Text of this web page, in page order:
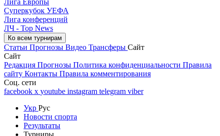
Лига Европы
Суперкубок УЕФА
Лига конференций
ЛЧ - Top News
Ко всем турнирам
Статьи Прогнозы Видео Трансферы Сайт
Сайт
Редакция Прогнозы Политика конфиденциальности Правила
сайту Контакты Правила комментирования
Соц. сети
facebook x youtube instagram telegram viber
Укр Рус
Новости спорта
Результаты
Турниры